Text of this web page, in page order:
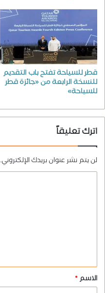
قطر للسياحة تفتح باب التقديم
للنسخة الرابعة من «جائزة قطر
للسياحة»
اترك تعليقاً
لن يتم نشر عنوان بريدك الإلكتروني.
ق
*
الاسم*